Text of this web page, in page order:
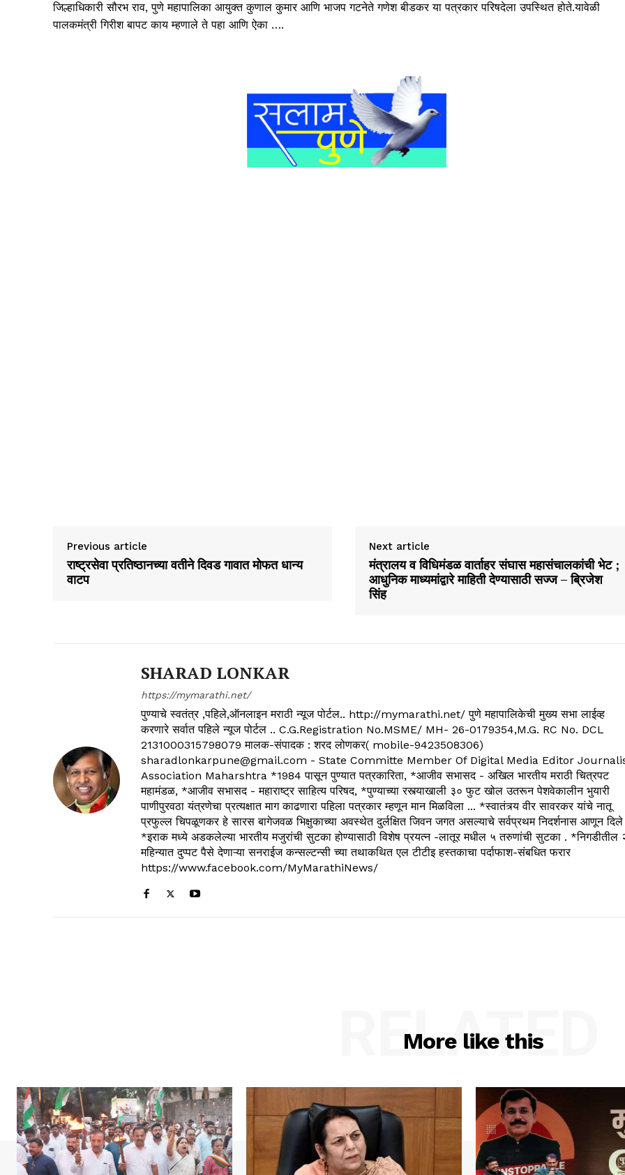
जिल्हाधिकारी सौरभ राव, पुणे महापालिका आयुक्त कुणाल कुमार आणि भाजप गटनेते गणेश बीडकर या पत्रकार परिषदेला उपस्थित होते.यावेळी
पालकमंत्री गिरीश बापट काय म्हणाले ते पहा आणि ऐका ….
Previous article
राष्ट्रसेवा प्रतिष्ठानच्या वतीने दिवड गावात मोफत धान्य
वाटप
Next article
मंत्रालय व विधिमंडळ वार्ताहर संघास महासंचालकांची भेट ;
आधुनिक माध्यमांद्वारे माहिती देण्यासाठी सज्ज – ब्रिजेश
सिंह
SHARAD LONKAR
https://mymarathi.net/
पुण्याचे स्वतंत्र ,पहिले,ऑनलाइन मराठी न्यूज पोर्टल.. http://mymarathi.net/ पुणे महापालिकेची मुख्य सभा लाईव्ह
करणारे सर्वात पहिले न्यूज पोर्टल .. C.G.Registration No.MSME/ MH- 26-0179354,M.G. RC No. DCL
2131000315798079 मालक-संपादक : शरद लोणकर( mobile-9423508306)
sharadlonkarpune@gmail.com - State Committe Member Of Digital Media Editor
Association Maharshtra *1984 पासून पुण्यात पत्रकारिता, *आजीव सभासद - अखिल भारतीय मराठी चित्रपट
महामंडळ, *आजीव सभासद - महाराष्ट्र साहित्य परिषद, *पुण्याच्या रस्त्याखाली ३० फुट खोल उतरून पेशवेकालीन भुयारी
पाणीपुरवठा यंत्रणेचा प्रत्यक्षात माग काढणारा पहिला पत्रकार म्हणून मान मिळविला ... *स्वातंत्र्य वीर सावरकर यांचे नातू
प्रफुल्ल चिपळूणकर हे सारस बागेजवळ भिक्षुकाच्या अवस्थेत दुर्लक्षित जिवन जगत असल्याचे सर्वप्रथम निदर्शनास आणून दिले
*इराक मध्ये अडकलेल्या भारतीय मजुरांची सुटका होण्यासाठी विशेष प्रयत्न -लातूर मधील ५ तरुणांची सुटका . *निगडीतील
महिन्यात दुप्पट पैसे देणाऱ्या सनराईज कन्सल्टन्सी च्या तथाकथित एल टीटीइ हस्तकाचा पर्दाफाश-संबधित फरार
https://www.facebook.com/MyMarathiNews/
More like this
RELATED